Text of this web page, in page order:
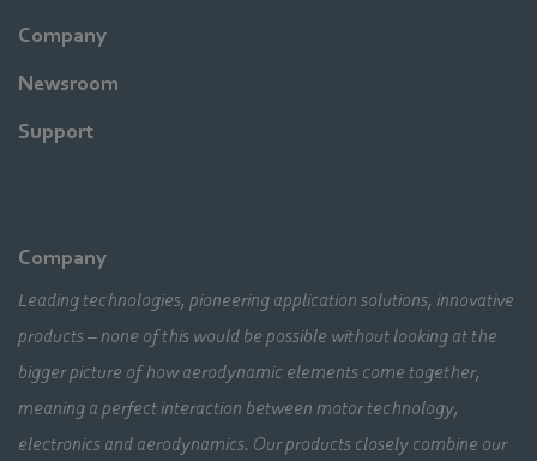
Company
Newsroom
Support
Company
Leading technologies, pioneering application solutions, innovative
products – none of this would be possible without looking at the
bigger picture of how aerodynamic elements come together,
meaning a perfect interaction between motor technology,
electronics and aerodynamics. Our products closely combine our